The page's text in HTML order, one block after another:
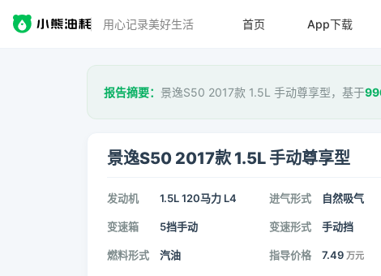
用心记录美好生活 首页 App下载
报告摘要： 景逸S50 2017款 1.5L 手动尊享型，基于
景逸S50 2017款 1.5L 手动尊享型
发动机 1.5L 120马力 L4 进气形式 自然吸气
变速箱 5挡手动 变速形式 手动挡
燃料形式 汽油 指导价格 7.49 万元